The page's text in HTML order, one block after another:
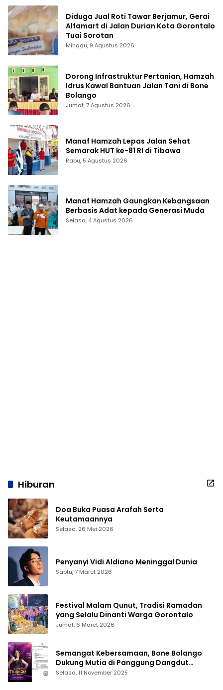
Diduga Jual Roti Tawar Berjamur, Gerai
Alfamart di Jalan Durian Kota Gorontalo
Tuai Sorotan
Minggu, 9 Agustus 2026
Dorong Infrastruktur Pertanian, Hamzah
Idrus Kawal Bantuan Jalan Tani di Bone
Bolango
Jumat, 7 Agustus 2026
Manaf Hamzah Lepas Jalan Sehat
Semarak HUT ke-81 RI di Tibawa
Rabu, 5 Agustus 2026
Manaf Hamzah Gaungkan Kebangsaan
Berbasis Adat kepada Generasi Muda
Selasa, 4 Agustus 2026
Hiburan
Doa Buka Puasa Arafah Serta
Keutamaannya
Selasa, 26 Mei 2026
Penyanyi Vidi Aldiano Meninggal Dunia
Sabtu, 7 Maret 2026
Festival Malam Qunut, Tradisi Ramadan
yang Selalu Dinanti Warga Gorontalo
Jumat, 6 Maret 2026
Semangat Kebersamaan, Bone Bolango
Dukung Mutia di Panggung Dangdut
Academy 7
Selasa, 11 November 2025